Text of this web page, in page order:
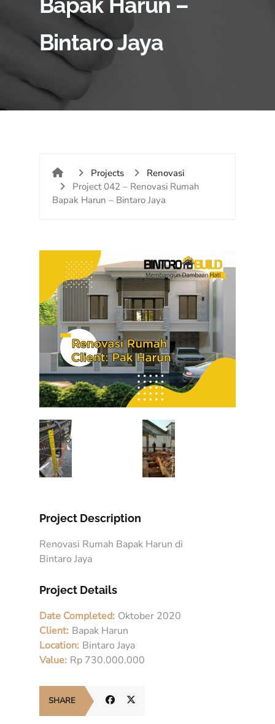
Bintaro Jaya
Projects
Renovasi
Project 042 – Renovasi Rumah
Bapak Harun – Bintaro Jaya
Project Description
Renovasi Rumah Bapak Harun di
Bintaro Jaya
Project Details
Date Completed: Oktober 2020
Client: Bapak Harun
Location: Bintaro Jaya
Value: Rp 730.000.000
SHARE